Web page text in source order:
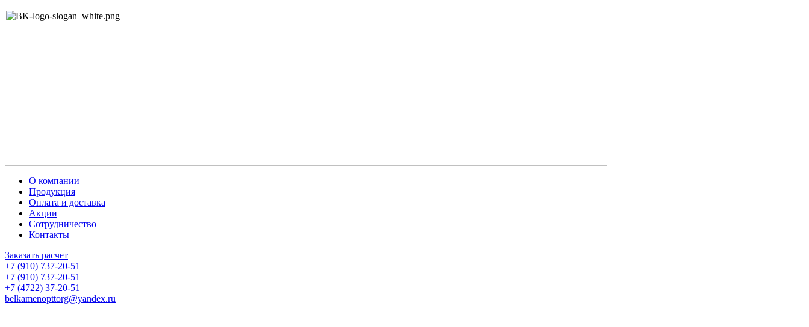
О компании
Продукция
Оплата и доставка
Акции
Сотрудничество
Контакты
Заказать расчет
+7 (910) 737-20-51
+7 (910) 737-20-51
+7 (4722) 37-20-51
belkamenopttorg@yandex.ru